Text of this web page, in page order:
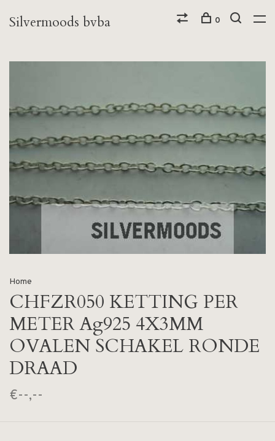
Silvermoods bvba 0
Home
CHFZR050 KETTING PER
METER Ag925 4X3MM
OVALEN SCHAKEL RONDE
DRAAD
€--,--